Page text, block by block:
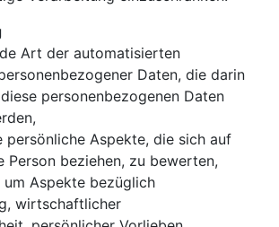
Art der automatisierten
Daten, die darin
personenbezogenen Daten
persönliche Aspekte, die sich auf
Person beziehen, zu bewerten,
um Aspekte bezüglich
wirtschaftlicher